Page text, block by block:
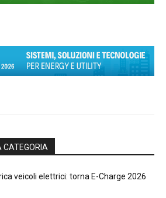
CATEGORIA
veicoli elettrici: torna E-Charge 2026